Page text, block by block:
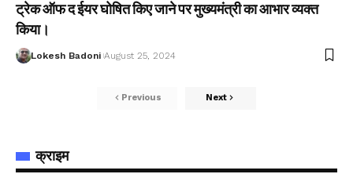
ट्रेक ऑफ द ईयर घोषित किए जाने पर मुख्यमंत्री का आभार व्यक्त
किया।
Lokesh Badoni August 25, 2024
Previous Next
क्राइम